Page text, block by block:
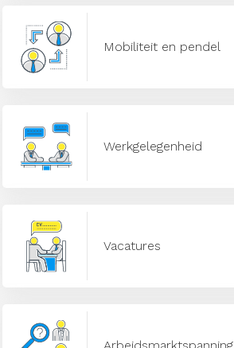
Mobiliteit en pendel
Werkgelegenheid
Vacatures